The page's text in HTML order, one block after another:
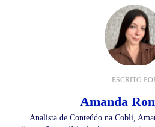
ESCRITO
Amanda
Analista de Conteúdo na Cobli,